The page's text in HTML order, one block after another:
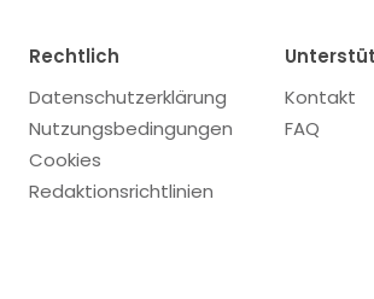
Rechtlich
Datenschutzerklärung
Nutzungsbedingungen
Cookies
Redaktionsrichtlinien
Kontakt
FAQ